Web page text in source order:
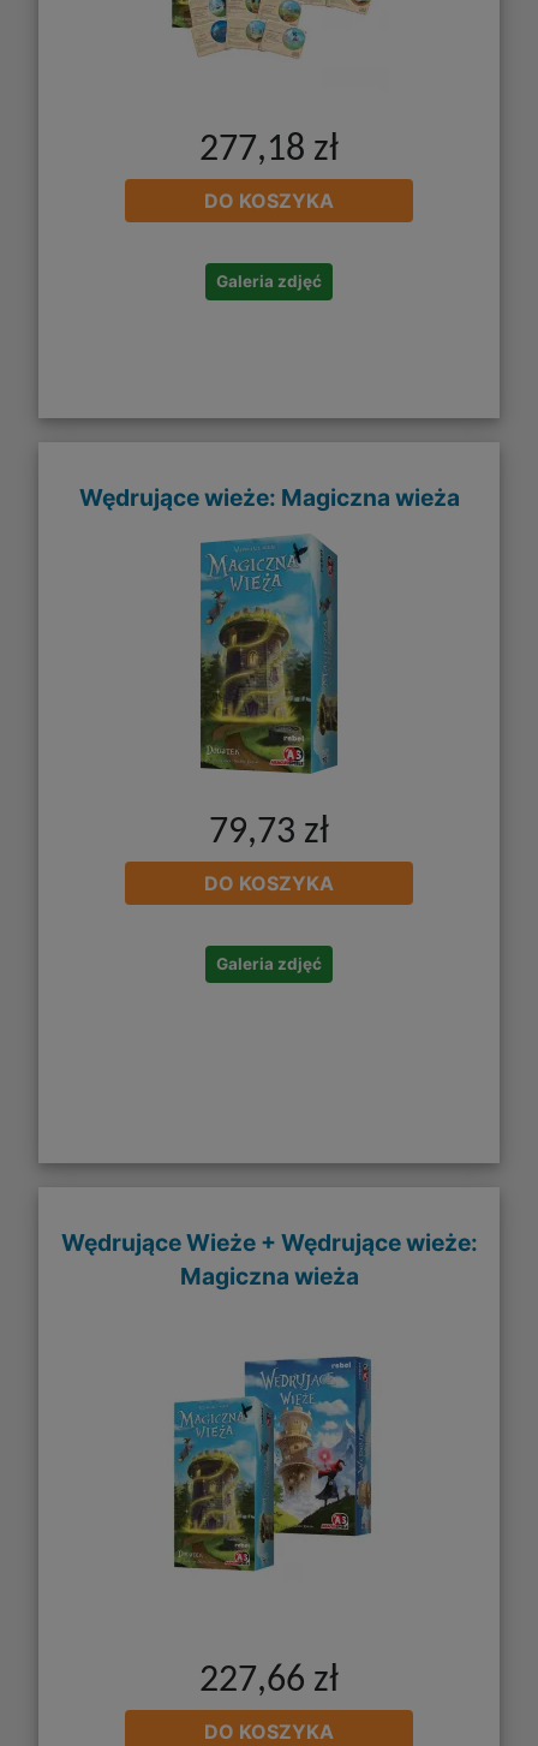
277,18 zł
DO KOSZYKA
Galeria zdjęć
Wędrujące wieże: Magiczna wieża
79,73 zł
DO KOSZYKA
Galeria zdjęć
Wędrujące Wieże + Wędrujące wieże:
Magiczna wieża
227,66 zł
DO KOSZYKA